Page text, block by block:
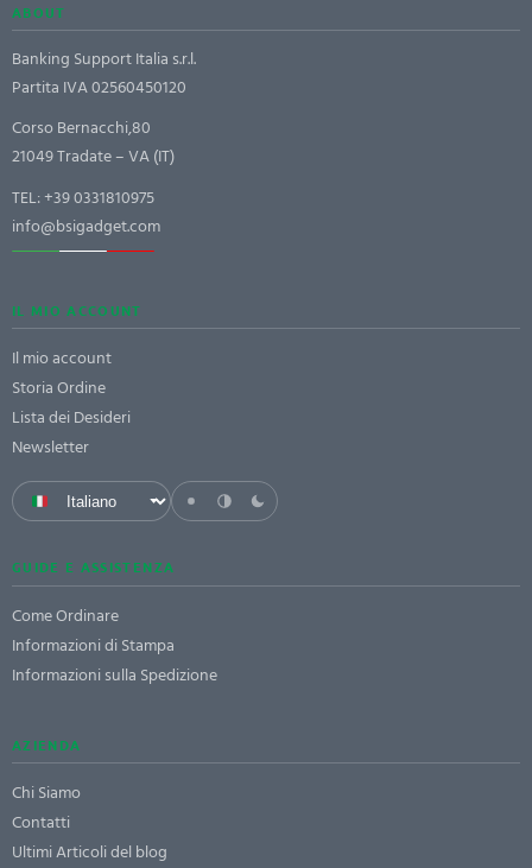
ABOUT
Banking Support Italia s.r.l.
Partita IVA 02560450120
Corso Bernacchi,80
21049 Tradate – VA (IT)
TEL:+39 0331810975
info@bsigadget.com
IL MIO ACCOUNT
Il mio account
Storia Ordine
Lista dei Desideri
Newsletter
GUIDE E ASSISTENZA
Come Ordinare
Informazioni di Stampa
Informazioni sulla Spedizione
AZIENDA
Chi Siamo
Contatti
Ultimi Articoli del blog